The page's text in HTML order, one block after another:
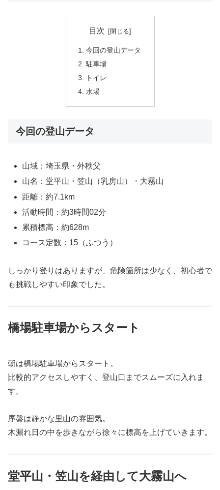
目次
今回の登山データ
駐車場
トイレ
水場
今回の登山データ
山域：埼玉県・外秩父
山名：堂平山・笠山（乳房山）・大霧山
距離：約7.1km
活動時間：約3時間02分
累積標高：約628m
コース定数：15（ふつう）
しっかり登りはありますが、危険箇所は少なく、初心者で
も挑戦しやすい印象でした。
橋場駐車場からスタート
朝は橋場駐車場からスタート。
比較的アクセスしやすく、登山口までスムーズに入れま
す。
序盤は静かな里山の雰囲気。
木漏れ日の中を歩きながら徐々に標高を上げていきます。
堂平山・笠山を経由して大霧山へ